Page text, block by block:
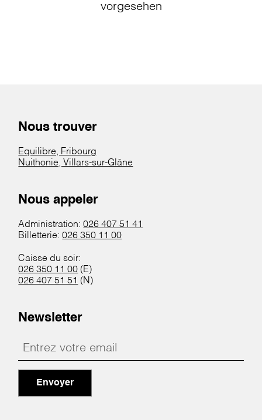
vorgesehen
Nous trouver
Equilibre, Fribourg
Nuithonie, Villars-sur-Glâne
Nous appeler
Administration:026 407 51 41
Billetterie:026 350 11 00
Caisse du soir:
026 350 11 00 (E)
026 407 51 51 (N)
Newsletter
Envoyer